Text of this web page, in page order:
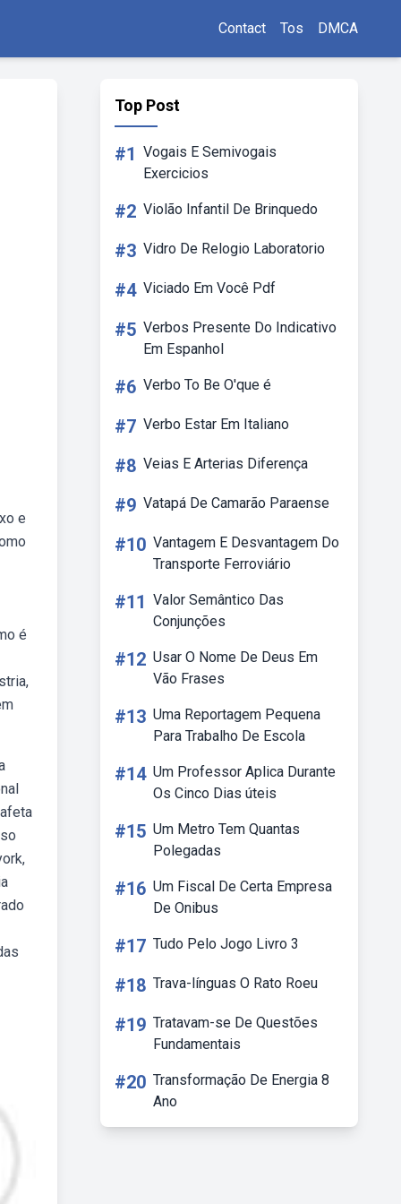
Contact Tos DMCA
e
é
Top Post
#1 Vogais E Semivogais
Exercicios
#2 Violão Infantil De Brinquedo
#3 Vidro De Relogio Laboratorio
#4 Viciado Em Você Pdf
#5 Verbos Presente Do Indicativo
Em Espanhol
#6 Verbo To Be O'que é
#7 Verbo Estar Em Italiano
#8 Veias E Arterias Diferença
#9 Vatapá De Camarão Paraense
#10 Vantagem E Desvantagem Do
Transporte Ferroviário
#11 Valor Semântico Das
Conjunções
#12 Usar O Nome De Deus Em
Vão Frases
#13 Uma Reportagem Pequena
Para Trabalho De Escola
#14 Um Professor Aplica Durante
Os Cinco Dias úteis
#15 Um Metro Tem Quantas
Polegadas
#16 Um Fiscal De Certa Empresa
De Onibus
#17 Tudo Pelo Jogo Livro 3
#18 Trava-línguas O Rato Roeu
#19 Tratavam-se De Questões
Fundamentais
#20 Transformação De Energia 8
Ano